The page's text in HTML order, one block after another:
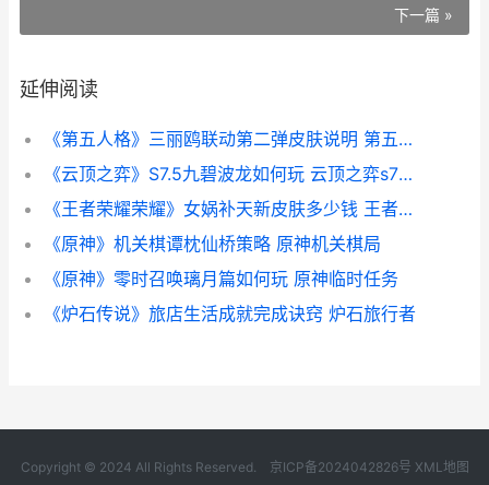
下一篇 »
延伸阅读
《第五人格》三丽鸥联动第二弹皮肤说明 第五人格三摇是哪个天赋
《云顶之弈》S7.5九碧波龙如何玩 云顶之弈s7英雄一览表
《王者荣耀荣耀》女娲补天新皮肤多少钱 王者荣耀荣耀之章命运篇免费观看完整版
《原神》机关棋谭枕仙桥策略 原神机关棋局
《原神》零时召唤璃月篇如何玩 原神临时任务
《炉石传说》旅店生活成就完成诀窍 炉石旅行者
Copyright © 2024 All Rights Reserved. 京ICP备2024042826号 XML地图